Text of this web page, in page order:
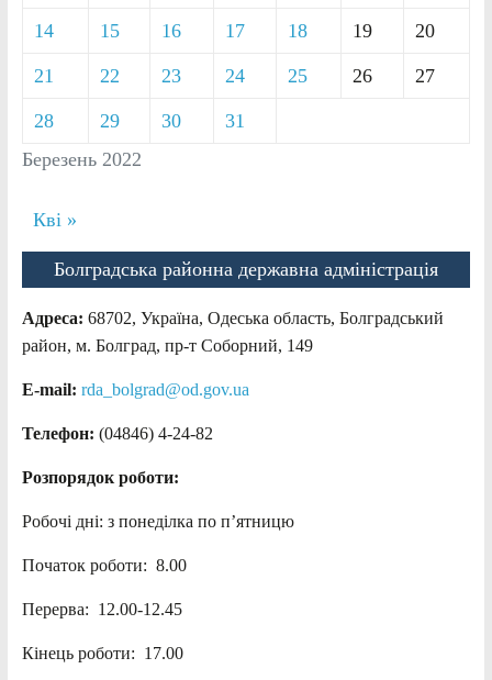
Березень 2022
14 15 16 17 18 19 20
21 22 23 24 25 26 27
28 29 30 31
Кві »
Болградська районна державна адміністрація
Адреса: 68702, Україна, Одеська область, Болградський
район, м. Болград, пр-т Соборний, 149
E-mail: rda_bolgrad@od.gov.ua
Телефон: (04846) 4-24-82
Розпорядок роботи:
Робочі дні: з понеділка по п’ятницю
Початок роботи: 8.00
Перерва: 12.00-12.45
Кінець роботи: 17.00